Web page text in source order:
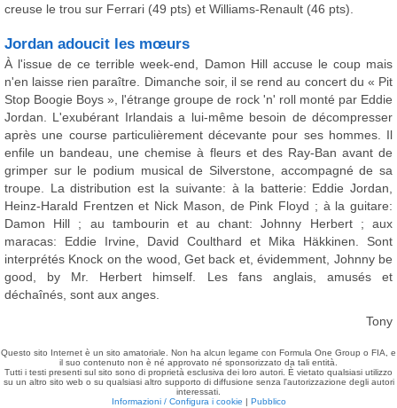
creuse le trou sur Ferrari (49 pts) et Williams-Renault (46 pts).
Jordan adoucit les mœurs
À l'issue de ce terrible week-end, Damon Hill accuse le coup mais
n'en laisse rien paraître. Dimanche soir, il se rend au concert du « Pit
Stop Boogie Boys », l'étrange groupe de rock 'n' roll monté par Eddie
Jordan. L'exubérant Irlandais a lui-même besoin de décompresser
après une course particulièrement décevante pour ses hommes. Il
enfile un bandeau, une chemise à fleurs et des Ray-Ban avant de
grimper sur le podium musical de Silverstone, accompagné de sa
troupe. La distribution est la suivante: à la batterie: Eddie Jordan,
Heinz-Harald Frentzen et Nick Mason, de Pink Floyd ; à la guitare:
Damon Hill ; au tambourin et au chant: Johnny Herbert ; aux
maracas: Eddie Irvine, David Coulthard et Mika Häkkinen. Sont
interprétés Knock on the wood, Get back et, évidemment, Johnny be
good, by Mr. Herbert himself. Les fans anglais, amusés et
déchaînés, sont aux anges.
Tony
Questo sito Internet è un sito amatoriale. Non ha alcun legame con Formula One Group o FIA, e
il suo contenuto non è né approvato né sponsorizzato da tali entità.
Tutti i testi presenti sul sito sono di proprietà esclusiva dei loro autori. È vietato qualsiasi utilizzo
su un altro sito web o su qualsiasi altro supporto di diffusione senza l'autorizzazione degli autori
interessati.
Informazioni / Configura i cookie
Pubblico